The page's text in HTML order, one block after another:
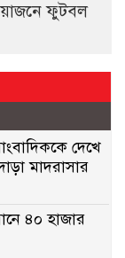
ফুটবল
দেখে
মাদরাসার
৪০ হাজার